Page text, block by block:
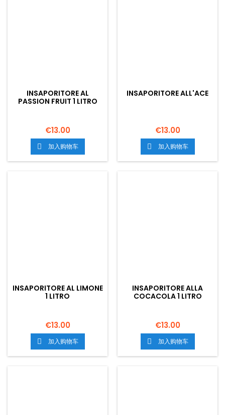
INSAPORITORE AL
PASSION FRUIT 1 LITRO
€13.00
 加入购物车
INSAPORITORE ALL'ACE
€13.00
 加入购物车
INSAPORITORE AL LIMONE
1 LITRO
€13.00
 加入购物车
INSAPORITORE ALLA
COCACOLA 1 LITRO
€13.00
 加入购物车